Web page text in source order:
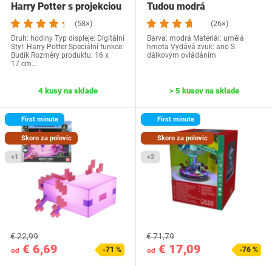
Harry Potter s projekciou
(58×)
Druh: hodiny Typ displeje: Digitální
Styl: Harry Potter Speciální funkce:
Budík Rozměry produktu: 16 x
17 cm…
4 kusy na sklade
Tudou modrá
(26×)
Barva: modrá Materiál: umělá
hmota Vydává zvuk: ano S
dálkovým ovládáním
> 5 kusov na sklade
First minute
Skoro za polovic
+1
od € 6,69
€ 22,99
-71 %
First minute
Skoro za polovic
+2
od € 17,09
€ 71,79
-76 %